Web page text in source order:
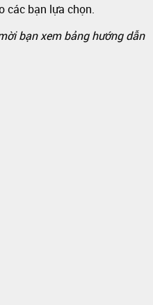
các bạn lựa chọn.
bạn xem bảng hướng dẫn